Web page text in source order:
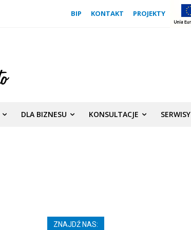
BIP KONTAKT PROJEKTY
DLA BIZNESU KONSULTACJE SERWISY
ZNAJDŹ NAS: